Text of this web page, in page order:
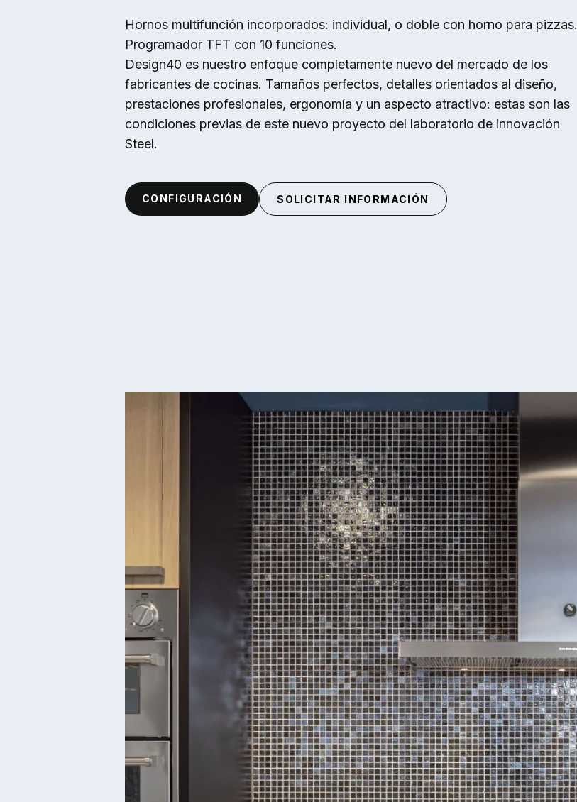
Hornos multifunción incorporados: individual, o doble con horno para pizzas.
Programador TFT con 10 funciones.
Design40 es nuestro enfoque completamente nuevo del mercado de los
fabricantes de cocinas. Tamaños perfectos, detalles orientados al diseño,
prestaciones profesionales, ergonomía y un aspecto atractivo: estas son las
condiciones previas de este nuevo proyecto del laboratorio de innovación
Steel.
CONFIGURACIÓN SOLICITAR INFORMACIÓN